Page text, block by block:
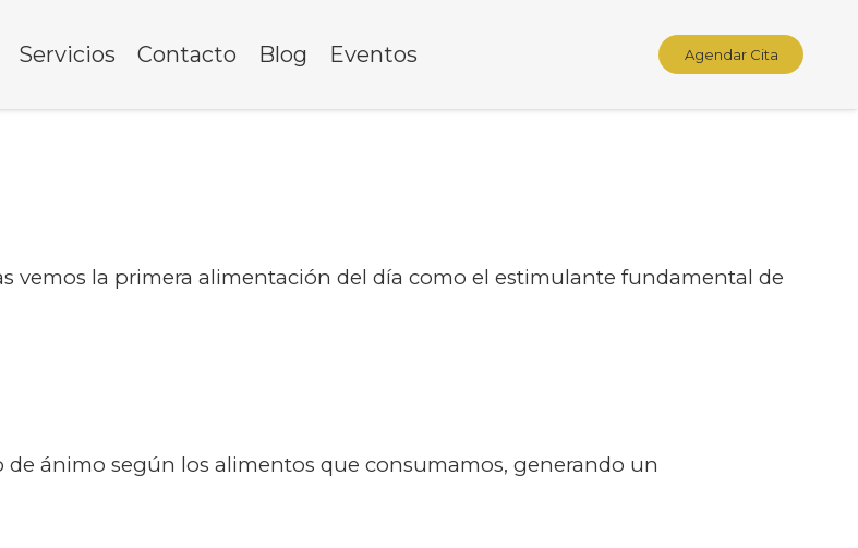
Servicios Contacto Blog Eventos Agendar Cita
vemos la primera alimentación del día como el estimulante fundamental de
ánimo según los alimentos que consumamos, generando un